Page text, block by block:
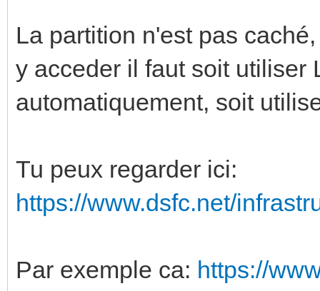
La partition n'est pas
y acceder il faut soit utiliser
automatiquement, soit
Tu peux regarder ici:
https://www.dsfc.net/
Par exemple ca: https://